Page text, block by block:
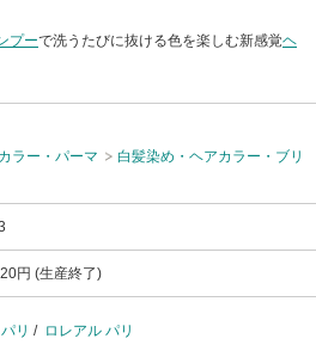
プーで洗うたびに抜ける色を楽しむ新感覚ヘ
ラー・パーマ
白髪染め・ヘアカラー・ブリ
円 (生産終了)
リ / ロレアル パリ